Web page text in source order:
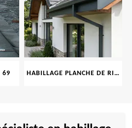
69 HABILLAGE PLANCHE DE RIVE 69